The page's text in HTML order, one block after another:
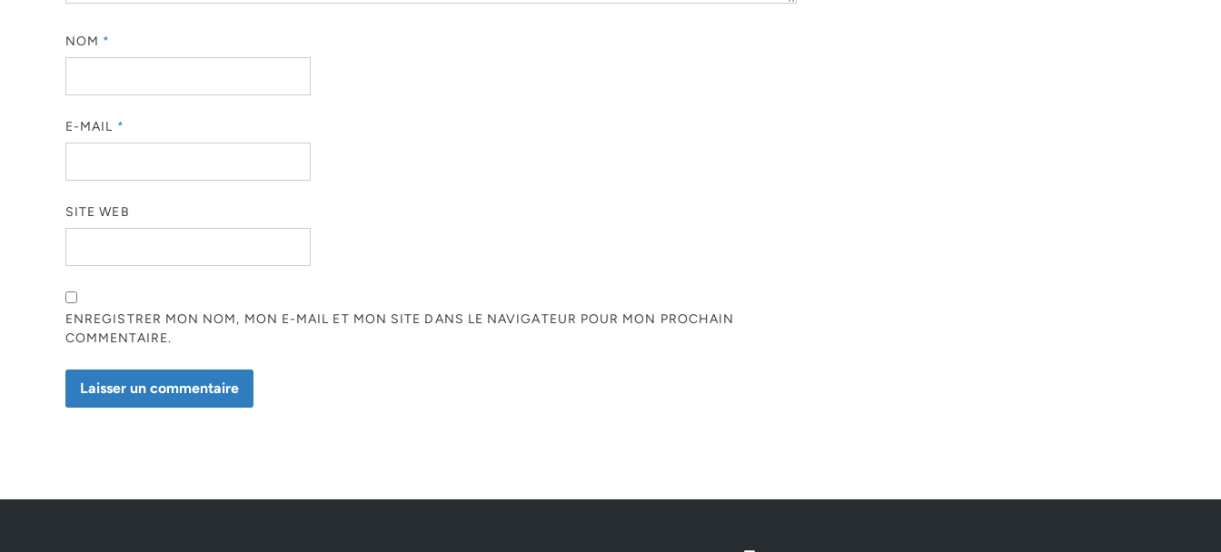
NOM *
E-MAIL *
SITE WEB
ENREGISTRER MON NOM, MON E-MAIL ET MON SITE DANS LE NAVIGATEUR POUR MON PROCHAIN
COMMENTAIRE.